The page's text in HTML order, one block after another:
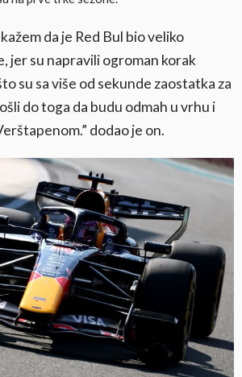
da je Red Bul bio veliko
jer su napravili ogroman korak
su sa više od sekunde zaostatka za
do toga da budu odmah u vrhu i
dodao je on.